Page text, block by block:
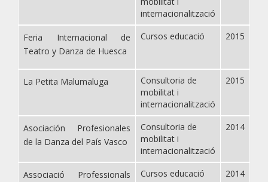
internacionalització
Feria Internacional de
Teatro y Danza de Huesca
Cursos educació 2015
La Petita Malumaluga
Consultoria de
mobilitat i
internacionalització
2015
Asociación Profesionales
de la Danza del País Vasco
Consultoria de
mobilitat i
internacionalització
2014
Associació Professionals
Cursos educació 2014